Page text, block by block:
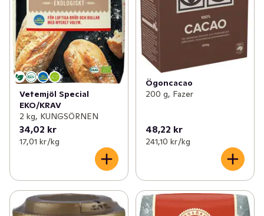
Vetemjöl Special
EKO/KRAV
2 kg, KUNGSÖRNEN
34,02 kr
17,01 kr /kg
Ögoncacao
200 g, Fazer
48,22 kr
241,10 kr /kg